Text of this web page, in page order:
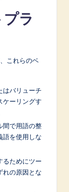
ラ
これらのベ
はバリューチ
ケーリングす
間で用語の整
語を使用しな
るためにツー
れの原因とな